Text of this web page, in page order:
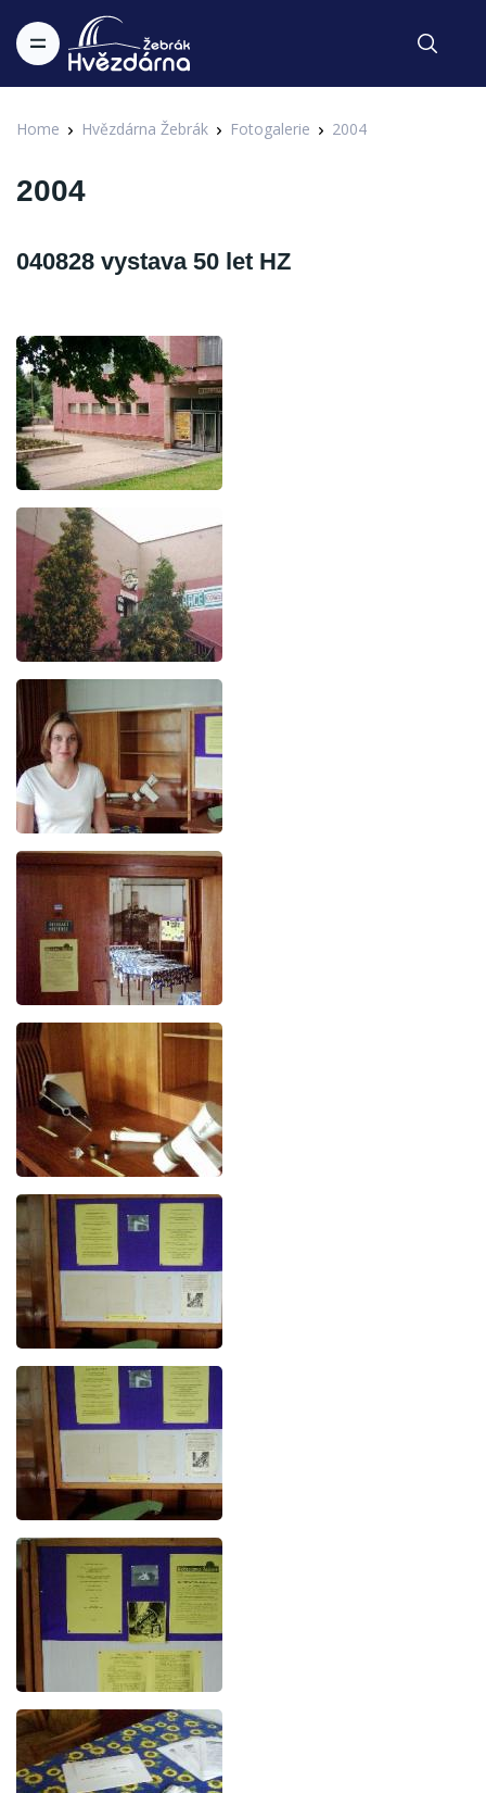
Home Hvězdárna Žebrák Fotogalerie 2004
2004
040828 vystava 50 let HZ